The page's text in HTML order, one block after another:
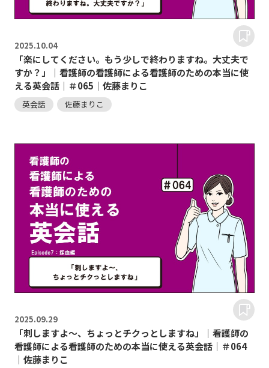
2025.10.04
「楽にしてください。もう少しで終わりますね。大丈夫で
すか？」｜看護師の看護師による看護師のための本当に使
える英会話｜＃065｜佐藤まりこ
英会話 佐藤まりこ
2025.09.29
「刺しますよ～、ちょっとチクっとしますね」｜看護師の
看護師による看護師のための本当に使える英会話｜＃064
｜佐藤まりこ